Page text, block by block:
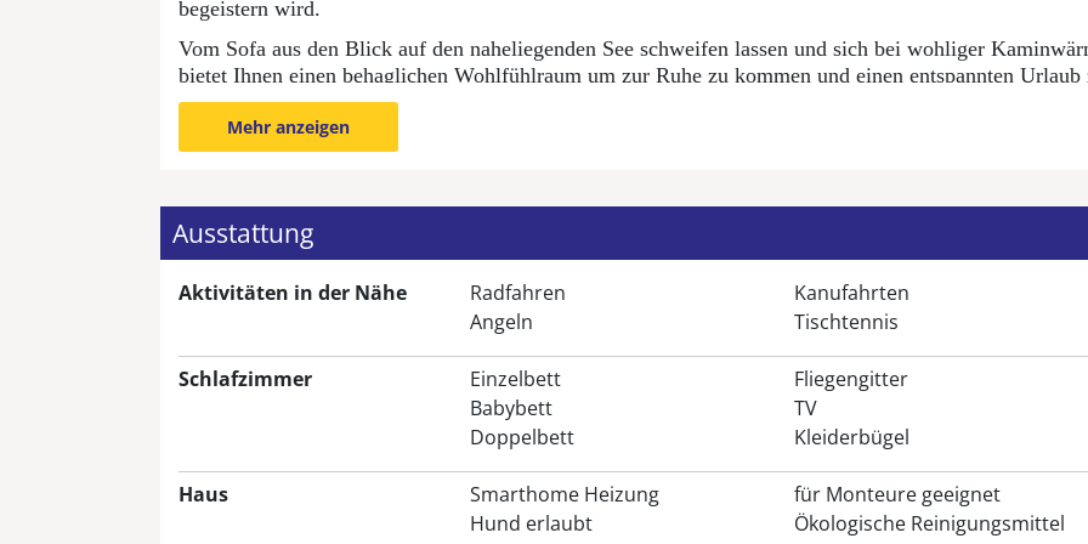
begeistern wird.
Vom Sofa aus den Blick auf den naheliegenden See schweifen lassen und sich bei wohliger
bietet Ihnen einen behaglichen Wohlfühlraum um zur Ruhe zu kommen und einen entspannten Urlaub
Neben dem Badezimmer im Ferienhaus, wurde Ihnen in einem Anbau der von außen zugänglich ist,
Sauna geschaffen. Eine Radioanlage die auch in die Sauna geschaltet ist, ermöglicht Ihnen erholsame
Da Erholung auch im Schlaf beginnt, wurden die Schlafzimmer mit hochwertigen Viskosematratzen
Kopfkissengrößen ausgestattet. Für ein unbeschwertes Ankommen werden Ihnen in diesem
und Hauswäsche gestellt. Das Ferienhaus Seegras ist mit zwei Schlafzimmern für 4 Personen
diesem Ferienhaus nicht möglich.
Wohnzimmer:
Laminatboden, Kaminofen, Kaminbesteck, Holzkorb, Ascheimer, Sofa mit Sitzhocker,
Ess/-Sitzbereich, Flachbildschirm mit Internetanschluss, DVD-Player, CD-Radio mit USB-Anschluss
Mehr anzeigen
Ausstattung
Aktivitäten in der Nähe Radfahren Kanufahrten
Angeln
Tischtennis
Schlafzimmer Einzelbett Fliegengitter
Babybett
TV
Doppelbett
Kleiderbügel
Haus Smarthome Heizung für Monteure geeignet
Hund erlaubt
Ökologische Reinigungsmittel